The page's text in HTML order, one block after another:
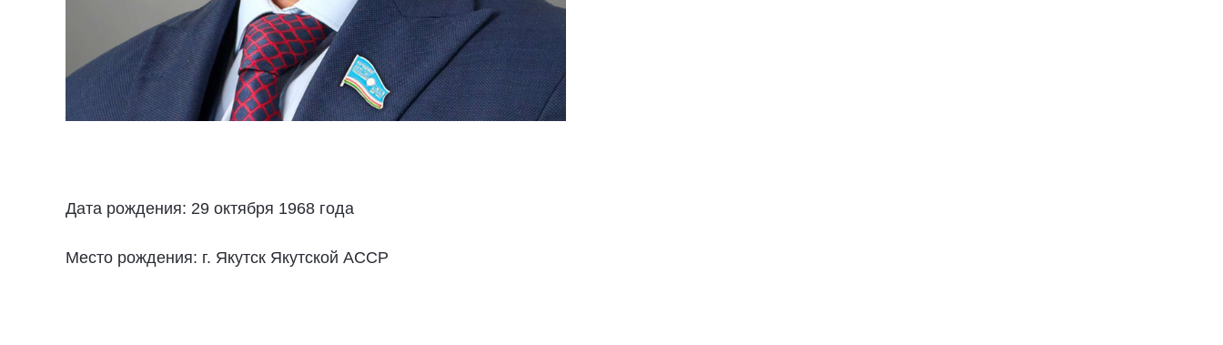
Дата рождения: 29 октября 1968 года
Место рождения: г. Якутск Якутской АССР